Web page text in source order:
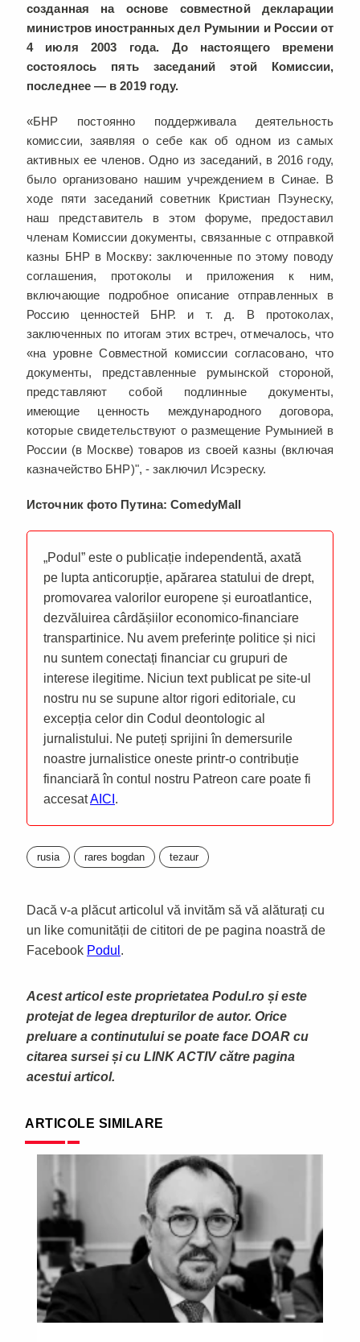
созданная на основе совместной декларации
министров иностранных дел Румынии и России от
4 июля 2003 года. До настоящего времени
состоялось пять заседаний этой Комиссии,
последнее — в 2019 году.
«БНР постоянно поддерживала деятельность
комиссии, заявляя о себе как об одном из самых
активных ее членов. Одно из заседаний, в 2016 году,
было организовано нашим учреждением в Синае. В
ходе пяти заседаний советник Кристиан Пэунеску,
наш представитель в этом форуме, предоставил
членам Комиссии документы, связанные с отправкой
казны БНР в Москву: заключенные по этому поводу
соглашения, протоколы и приложения к ним,
включающие подробное описание отправленных в
Россию ценностей БНР. и т. д. В протоколах,
заключенных по итогам этих встреч, отмечалось, что
«на уровне Совместной комиссии согласовано, что
документы, представленные румынской стороной,
представляют собой подлинные документы,
имеющие ценность международного договора,
которые свидетельствуют о размещение Румынией в
России (в Москве) товаров из своей казны (включая
казначейство БНР)", - заключил Исэреску.
Источник фото Путина: ComedyMall
„Podul” este o publicație independentă, axată
pe lupta anticorupție, apărarea statului de drept,
promovarea valorilor europene și euroatlantice,
dezvăluirea cârdășiilor economico-financiare
transpartinice. Nu avem preferințe politice și nici
nu suntem conectați financiar cu grupuri de
interese ilegitime. Niciun text publicat pe site-ul
nostru nu se supune altor rigori editoriale, cu
excepția celor din Codul deontologic al
jurnalistului. Ne puteți sprijini în demersurile
noastre jurnalistice oneste printr-o contribuție
financiară în contul nostru Patreon care poate fi
accesatAICI .
rusia rares bogdan tezaur
Dacă v-a plăcut articolul vă invităm să vă alăturați cu
un like comunității de cititori de pe pagina noastră de
Facebook Podul .
Acest articol este proprietatea Podul.ro și este
protejat de legea drepturilor de autor. Orice
preluare a continutului se poate face DOAR cu
citarea sursei și cu LINK ACTIV către pagina
acestui articol.
ARTICOLE SIMILARE